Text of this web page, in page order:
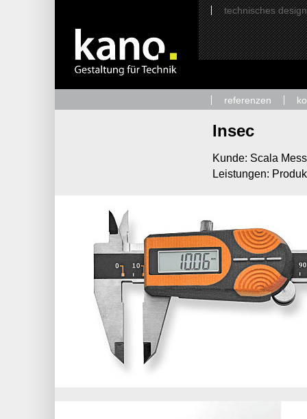
technisches design
referenzen
Insec
Kunde: Scala
Leistungen: